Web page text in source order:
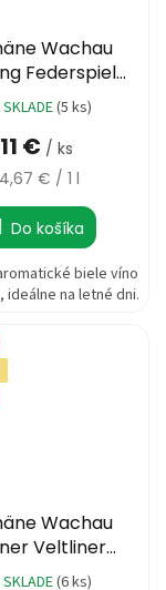
Wachau
Federspiel
2022
(5 ks)
11 € / ks
€ / 1 l
Do košíka
biele víno
ideálne na letné dni.
Wachau
Veltliner
Terrassen
(6 ks)